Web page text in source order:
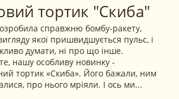
тортик "Скиба"
справжню бомбу-ракету,
якої пришвидшується пульс, і
думати, ні про що інше.
нашу особливу новинку -
тортик «Скиба». Його бажали, ним
про нього мріяли. І ось ми...